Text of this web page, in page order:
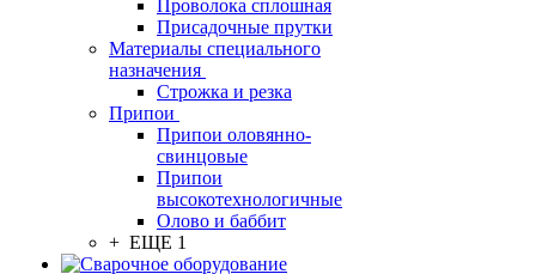
Проволока сплошная
Присадочные прутки
Материалы специального
назначения
Строжка и резка
Припои
Припои оловянно-
свинцовые
Припои
высокотехнологичные
Олово и баббит
+ ЕЩЕ 1